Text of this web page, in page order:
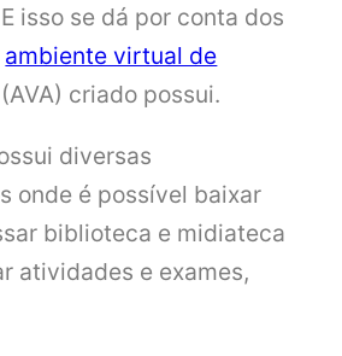
isso se dá por conta dos
ambiente virtual de
(AVA) criado possui.
diversas
onde é possível baixar
biblioteca e midiateca
atividades e exames,